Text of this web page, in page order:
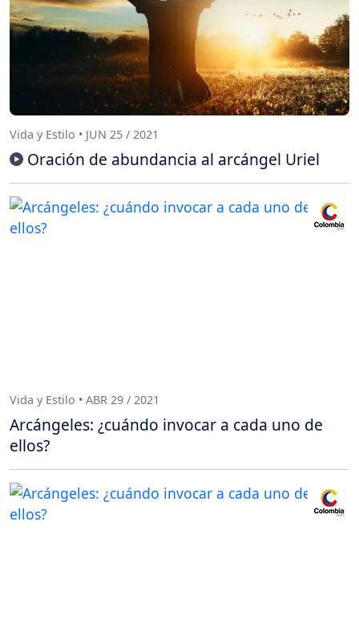
Vida y Estilo • JUN 25 / 2021
Oración de abundancia al arcángel Uriel
Vida y Estilo • ABR 29 / 2021
Arcángeles: ¿cuándo invocar a cada uno de
ellos?